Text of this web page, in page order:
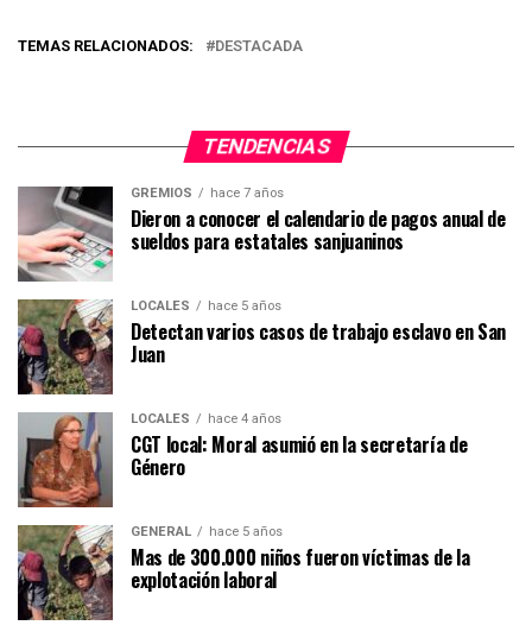
TEMAS RELACIONADOS: DESTACADA
TENDENCIAS
GREMIOS hace 7 años
Dieron a conocer el calendario de pagos anual de
sueldos para estatales sanjuaninos
LOCALES hace 5 años
Detectan varios casos de trabajo esclavo en San
Juan
LOCALES hace 4 años
CGT local: Moral asumió en la secretaría de
Género
GENERAL hace 5 años
Mas de 300.000 niños fueron víctimas de la
explotación laboral